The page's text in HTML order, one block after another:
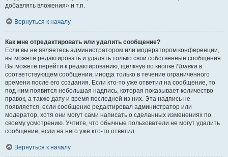
добавлять вложения» и т.п.
Вернуться к началу
Как мне отредактировать или удалить сообщение?
Если вы не являетесь администратором или модератором конференции,
вы можете редактировать и удалять только свои собственные сообщения.
Вы можете перейти к редактированию, щёлкнув по кнопке Правка в
соответствующем сообщении, иногда только в течение ограниченного
времени после его создания. Если кто-то уже ответил на сообщение, то
под ним появится небольшая надпись, которая показывает количество
правок, а также дату и время последней из них. Эта надпись не
появляется, если сообщение редактировал администратор или
модератор, хотя они могут сами написать о сделанных изменениях по
своему усмотрению. Учтите, что обычные пользователи не могут удалить
сообщение, если на него уже кто-то ответил.
Вернуться к началу